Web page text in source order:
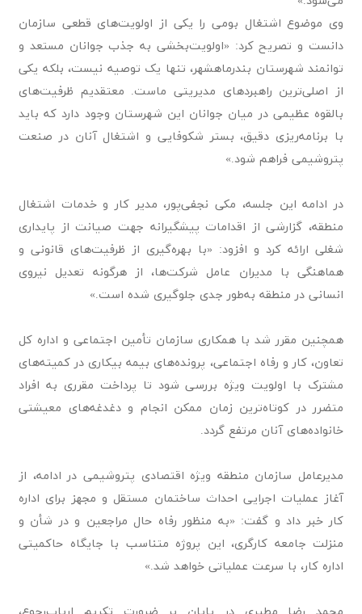
وی موضوع اشتغال بومی را یکی از اولویت‌های قطعی سازمان
دانست و تصریح کرد: «اولویت‌بخشی به جذب جوانان مستعد و
توانمند شهرستان بندرماهشهر، تنها یک توصیه نیست، بلکه یکی
از اصلی‌ترین راهبردهای مدیریتی ماست. معتقدیم ظرفیت‌های
بالقوه عظیمی در میان جوانان این شهرستان وجود دارد که باید
با برنامه‌ریزی دقیق، بستر شکوفایی و اشتغال آنان در صنعت
پتروشیمی فراهم شود.»
در ادامه این جلسه، مکی نجفی‌پور، مدیر کار و خدمات اشتغال
منطقه، گزارشی از اقدامات پیشگیرانه جهت صیانت از پایداری
شغلی ارائه کرد و افزود: «با بهره‌گیری از ظرفیت‌های قانونی و
هماهنگی با مدیران عامل شرکت‌ها، از هرگونه تعدیل نیروی
انسانی در منطقه به‌طور جدی جلوگیری شده است.»
همچنین مقرر شد با همکاری سازمان تأمین اجتماعی و اداره کل
تعاون، کار و رفاه اجتماعی، پرونده‌های بیمه بیکاری در کمیته‌های
مشترک با اولویت ویژه بررسی شود تا پرداخت مقرری به افراد
متضرر در کوتاه‌ترین زمان ممکن انجام و دغدغه‌های معیشتی
خانواده‌های آنان مرتفع گردد.
مدیرعامل سازمان منطقه ویژه اقتصادی پتروشیمی در ادامه، از
آغاز عملیات اجرایی احداث ساختمان مستقل و مجهز برای اداره
کار خبر داد و گفت: «به منظور رفاه حال مراجعین و در شأن و
منزلت جامعه کارگری، این پروژه متناسب با جایگاه حاکمیتی
اداره کار، با سرعت عملیاتی خواهد شد.»